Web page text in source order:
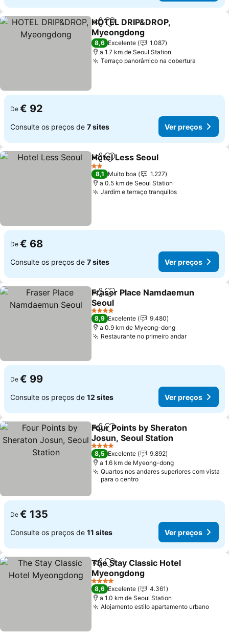
PartilharAdicionar aos favoritos
HOTEL DRIP&DROP,
Myeongdong
8,6 Excelente
1.087
a 1.7 km de Seoul Station
Terraço panorâmico na cobertura
De € 92
Consulte os preços de 7 sites Ver preços
PartilharAdicionar aos favoritos
Hotel Less Seoul
2 Estrelas
8,1 Muito boa
1.227
a 0.5 km de Seoul Station
Jardim e terraço tranquilos
De € 68
Consulte os preços de 7 sites Ver preços
PartilharAdicionar aos favoritos
Fraser Place Namdaemun
Seoul
4 Estrelas
8,9 Excelente
9.480
a 0.9 km de Myeong-dong
Restaurante no primeiro andar
De € 99
Consulte os preços de 12 sites Ver preços
PartilharAdicionar aos favoritos
Four Points by Sheraton
Josun, Seoul Station
4 Estrelas
8,5 Excelente
9.892
a 1.6 km de Myeong-dong
Quartos nos andares superiores com vista
para o centro
De € 135
Consulte os preços de 11 sites Ver preços
PartilharAdicionar aos favoritos
The Stay Classic Hotel
Myeongdong
4 Estrelas
8,6 Excelente
4.361
a 1.0 km de Seoul Station
Alojamento estilo apartamento urbano